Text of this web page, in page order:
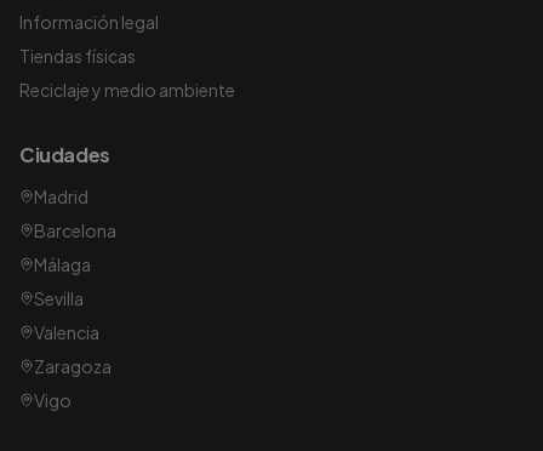
Información legal
Tiendas físicas
Reciclaje y medio ambiente
Ciudades
Madrid
Barcelona
Málaga
Sevilla
Valencia
Zaragoza
Vigo